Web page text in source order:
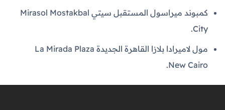
كمبوند ميراسول المستقبل سيتي Mirasol Mostakbal
City.
مول لاميرادا بلازا القاهرة الجديدة La Mirada Plaza
New Cairo.